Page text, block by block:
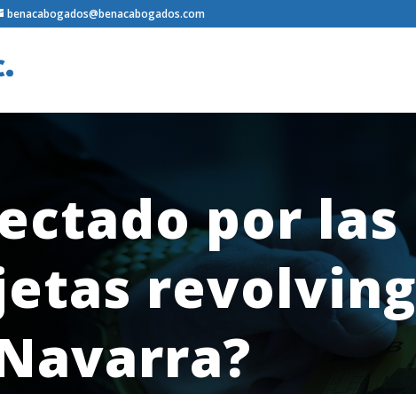
benacabogados@benacabogados.com
por las
revolving